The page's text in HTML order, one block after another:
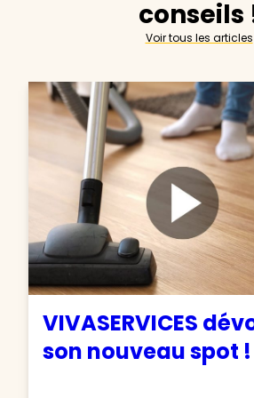
conseils
Voir tous les articles
VIVASERVICES
son nouveau spot !